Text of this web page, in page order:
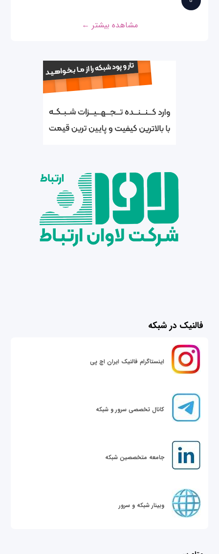
مشاهده بیشتر ←
فالنیک در شبکه
اینستاگرام فالنیک ایران اچ پی
کانال تخصصی سرور و شبکه
جامعه متخصصین شبکه
وبینار شبکه و سرور